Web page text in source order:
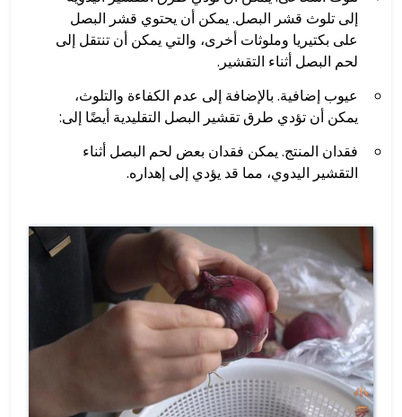
إلى تلوث قشر البصل. يمكن أن يحتوي قشر البصل
على بكتيريا وملوثات أخرى، والتي يمكن أن تنتقل إلى
لحم البصل أثناء التقشير.
عيوب إضافية. بالإضافة إلى عدم الكفاءة والتلوث،
يمكن أن تؤدي طرق تقشير البصل التقليدية أيضًا إلى:
فقدان المنتج. يمكن فقدان بعض لحم البصل أثناء
التقشير اليدوي، مما قد يؤدي إلى إهداره.